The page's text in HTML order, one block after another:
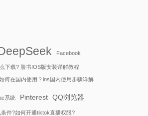
Facebook
下载? 脸书IOS版安装详解教程
何在国内使用？ins国内使用步骤详解
系统 Pinterest QQ浏览器
件?如何开通tiktok直播权限?